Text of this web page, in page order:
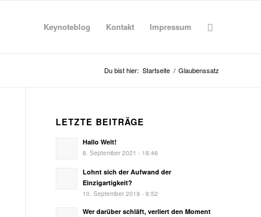
Keynoteblog Kontakt Impressum
Du bist hier: Startseite / Glaubenssatz
LETZTE BEITRÄGE
Hallo Welt!
8. September 2021 - 18:46
Lohnt sich der Aufwand der
Einzigartigkeit?
10. September 2018 - 9:52
Wer darüber schläft, verliert den Moment